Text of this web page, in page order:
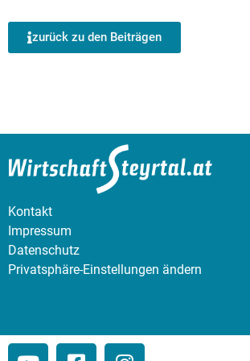
zurück zu den Beiträgen
Kontakt
Impressum
Datenschutz
Privatsphäre-Einstellungen ändern